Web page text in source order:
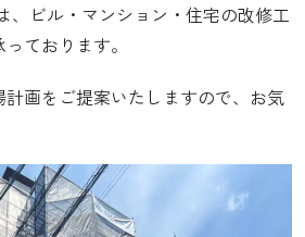
、ビル・マンション・住宅の改修工
ております。
画をご提案いたしますので、お気